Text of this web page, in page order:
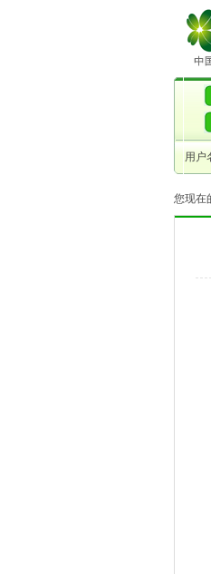
用户
您现在